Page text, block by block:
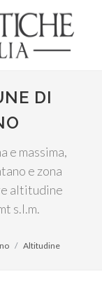
DI
e massima,
e zona
altitudine
s.l.m.
Altitudine